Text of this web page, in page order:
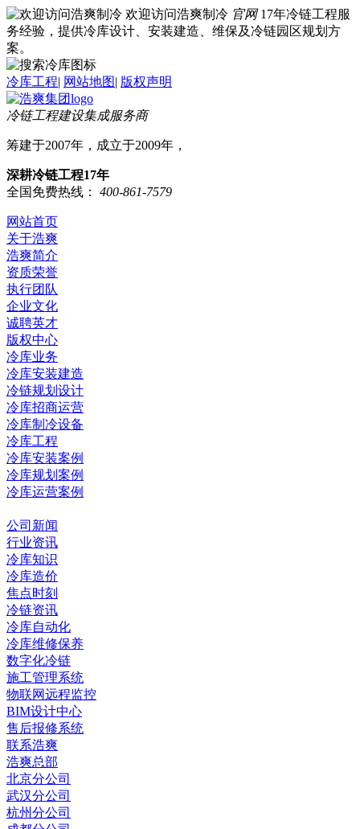
欢迎访问浩爽制冷 官网 17年冷链工程服
务经验，提供冷库设计、安装建造、维保及冷链园区规划方
案。
冷库工程| 网站地图| 版权声明
冷链工程建设集成服务商
筹建于2007年，成立于2009年，
深耕冷链工程17年
全国免费热线：
400-861-7579
网站首页
关于浩爽
浩爽简介
资质荣誉
执行团队
企业文化
诚聘英才
版权中心
冷库业务
冷库安装建造
冷链规划设计
冷库招商运营
冷库制冷设备
冷库工程
冷库安装案例
冷库规划案例
冷库运营案例
公司新闻
行业资讯
冷库知识
冷库造价
焦点时刻
冷链资讯
冷库自动化
冷库维修保养
数字化冷链
施工管理系统
物联网远程监控
BIM设计中心
售后报修系统
联系浩爽
浩爽总部
北京分公司
武汉分公司
杭州分公司